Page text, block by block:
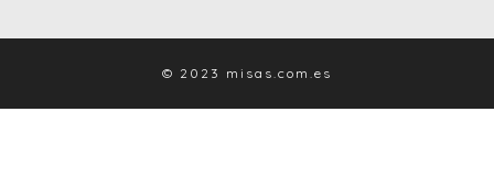
© 2023 misas.com.es